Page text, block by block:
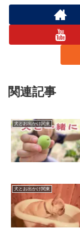
関連記事
犬とお出かけ関東
犬とお出かけ関東